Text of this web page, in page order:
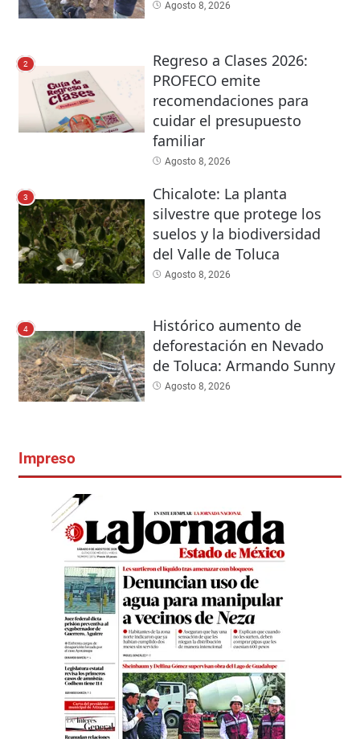
Agosto 8, 2026
2
Regreso a Clases 2026:
PROFECO emite
recomendaciones para
cuidar el presupuesto
familiar
Agosto 8, 2026
3
Chicalote: La planta
silvestre que protege los
suelos y la biodiversidad
del Valle de Toluca
Agosto 8, 2026
4
Histórico aumento de
deforestación en Nevado
de Toluca: Armando Sunny
Agosto 8, 2026
Impreso